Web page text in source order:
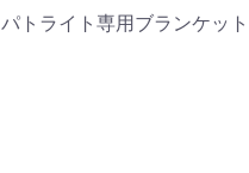
パトライト専用ブランケッ